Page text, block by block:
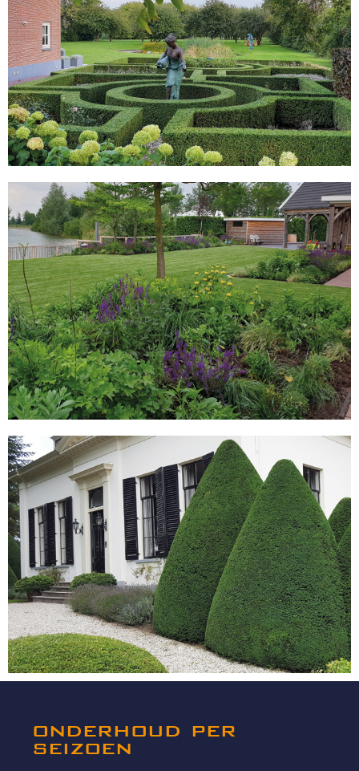
onderhoud per
seizoen